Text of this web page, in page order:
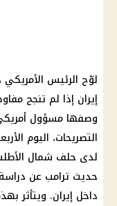
لوّح الرئيس
إيران إذا لم تنجح
وصفها مسؤول
لدى حلف شمال
حديث ترامب عن
داخل إيران. ويتأثر